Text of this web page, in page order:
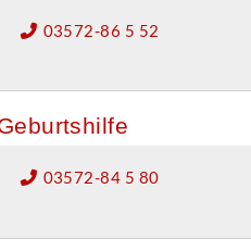
03572-86 5 52
03572-84 5 80